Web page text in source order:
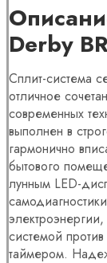
Derby
Cплит-система
отличное
современных
выполнен в
гармонично
бытового
лунным LED-
системой
таймером.